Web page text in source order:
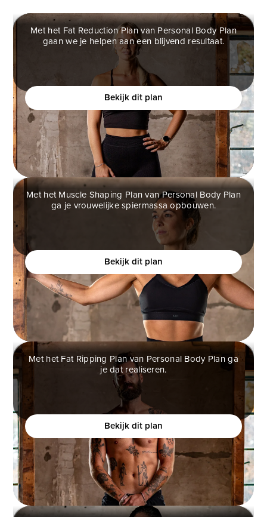
FAT REDUCTION PLAN
Ben jij een vrouw die helemaal klaar is met
(crash)diëten en eindelijk verantwoord af wilt vallen?
Bekijk dit plan
Met het Fat Reduction Plan van Personal Body Plan
gaan we je helpen aan een blijvend resultaat.
MUSCLE SHAPING PLAN
Ben jij een vrouw die meer vrouwelijke vormen wilt,
maar bang is om te gespierd te worden?
Bekijk dit plan
Met het Muscle Shaping Plan van Personal Body Plan
ga je vrouwelijke spiermassa opbouwen.
FAT RIPPING PLAN
Wil je een atletisch fysiek creëren en je zelfverzekerd
voelen?
Bekijk dit plan
Met het Fat Ripping Plan van Personal Body Plan ga
je dat realiseren.